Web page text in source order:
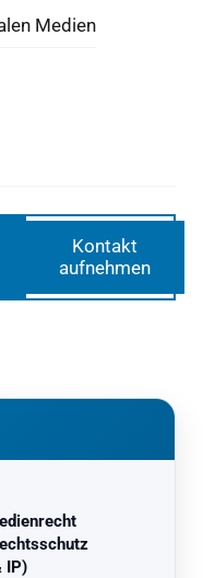
Medien
Kontakt
aufnehmen
IP)